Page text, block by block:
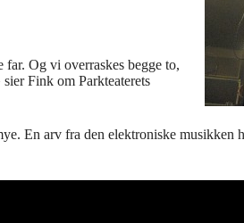
Og vi overraskes begge to,
Fink om Parkteaterets
En arv fra den elektroniske musikken